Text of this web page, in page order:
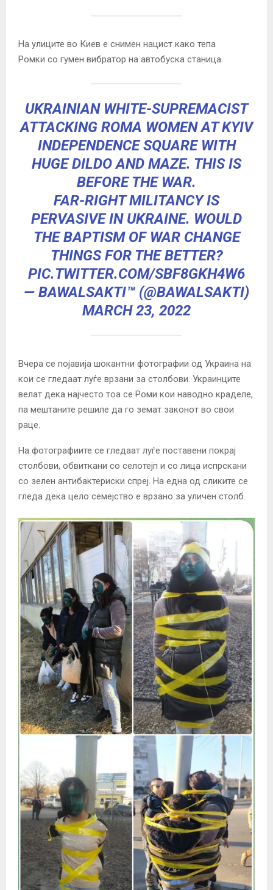
На улиците во Киев е снимен нацист како тепа
Ромки со гумен вибратор на автобуска станица.
UKRAINIAN WHITE-SUPREMACIST
ATTACKING ROMA WOMEN AT KYIV
INDEPENDENCE SQUARE WITH
HUGE DILDO AND MAZE. THIS IS
BEFORE THE WAR.
FAR-RIGHT MILITANCY IS
PERVASIVE IN UKRAINE. WOULD
THE BAPTISM OF WAR CHANGE
THINGS FOR THE BETTER?
PIC.TWITTER.COM/SBF8GKH4W6
— BAWALSAKTI™ (@BAWALSAKTI)
MARCH 23, 2022
Вчера се појавија шокантни фотографии од Украина на
кои се гледаат луѓе врзани за столбови. Украинците
велат дека најчесто тоа се Роми кои наводно краделе,
па мештаните решиле да го земат законот во свои
раце.
На фотографиите се гледаат луѓе поставени покрај
столбови, обвиткани со селотејп и со лица испрскани
со зелен антибактериски спреј. На една од сликите се
гледа дека цело семејство е врзано за уличен столб.